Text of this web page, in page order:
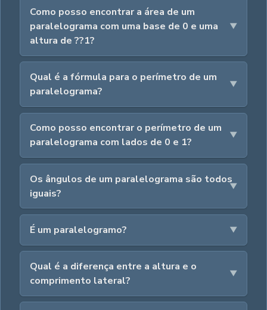
Como posso encontrar a área de um
paralelograma com uma base de 0 e uma
altura de ??1?
Qual é a fórmula para o perímetro de um
paralelograma?
Como posso encontrar o perímetro de um
paralelograma com lados de 0 e 1?
Os ângulos de um paralelograma são todos
iguais?
É um paralelogramo?
Qual é a diferença entre a altura e o
comprimento lateral?